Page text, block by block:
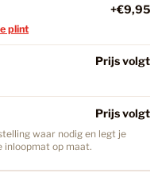
+€9,95
plint
Prijs volgt
Prijs volgt
waar nodig en legt je
inloopmat op maat.